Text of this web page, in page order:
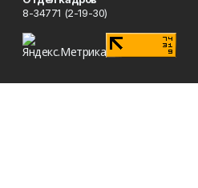
8-34771 (2-19-30)